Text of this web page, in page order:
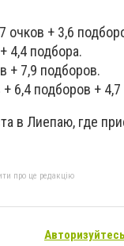
очков + 3,6
4,4 подбора.
+ 7,9 подборов.
6,4 подборов + 4,7
в Лиепаю, где
про це редакцію
Авторизуйтесь